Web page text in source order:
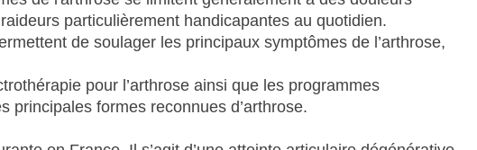
particulièrement handicapantes au quotidien.
de soulager les principaux symptômes de l’arthrose,
pour l’arthrose ainsi que les programmes
principales formes reconnues d’arthrose.